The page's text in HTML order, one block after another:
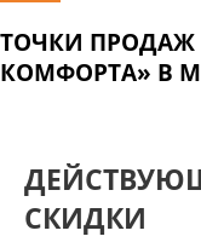
ТОЧКИ
КОМФОРТА» В
СКИДКИ